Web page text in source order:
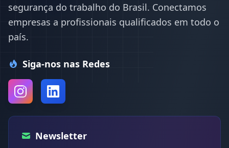
segurança do trabalho do Brasil. Conectamos
empresas a profissionais qualificados em todo o
país.
Siga-nos nas Redes
Newsletter